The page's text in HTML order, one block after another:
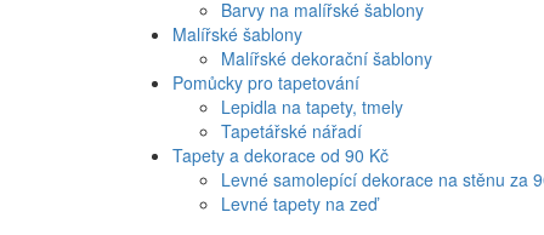
Barvy na malířské šablony
Malířské šablony
Malířské dekorační šablony
Pomůcky pro tapetování
Lepidla na tapety, tmely
Tapetářské nářadí
Tapety a dekorace od 90 Kč
Levné samolepící dekorace na stěnu za
Levné tapety na zeď